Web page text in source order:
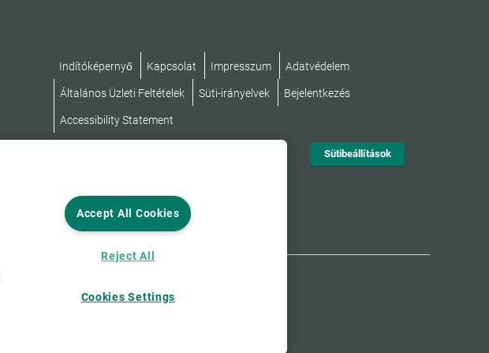
Indítóképernyő Kapcsolat Impresszum Adatvédelem
Általános Üzleti Feltételek Süti-irányelvek Bejelentkezés
Accessibility Statement
Sütibeállítások
Accept All Cookies
Reject All
Cookies Settings